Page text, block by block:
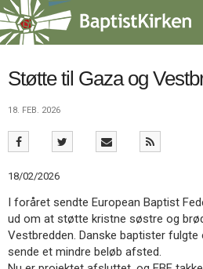
Spring
menu
over
gå
indhold Vend
forsiden
1.0:
Forside
3.0:
Kalender
4.0:
Inspiration
5.0:
Værktøjskassen
6.0:
Mission
Støtte til Gaza og
18. FEB. 2026
18/02/2026
I foråret sendte European Baptist
ud om at støtte kristne søstre og
Vestbredden. Danske baptister
sende et mindre beløb afsted.